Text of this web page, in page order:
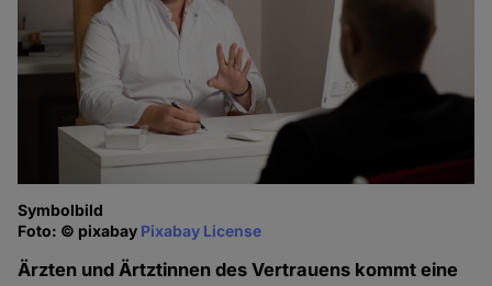
Symbolbild
Foto: © pixabay Pixabay License
Ärzten und Ärtztinnen des Vertrauens kommt eine